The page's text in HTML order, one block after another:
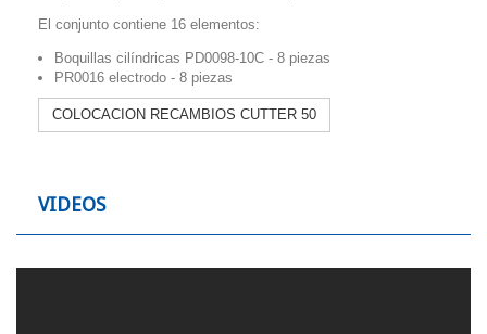
El conjunto contiene 16 elementos:
Boquillas cilíndricas PD0098-10C - 8 piezas
PR0016 electrodo - 8 piezas
COLOCACION RECAMBIOS CUTTER 50
VIDEOS